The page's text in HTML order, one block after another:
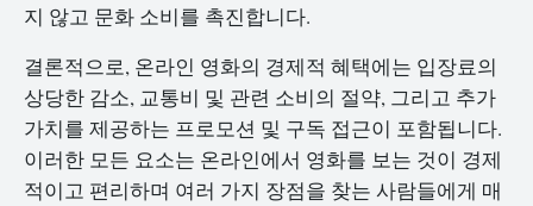
지 않고 문화 소비를 촉진합니다.
결론적으로, 온라인 영화의 경제적 혜택에는 입장료의
상당한 감소, 교통비 및 관련 소비의 절약, 그리고 추가
가치를 제공하는 프로모션 및 구독 접근이 포함됩니다.
이러한 모든 요소는 온라인에서 영화를 보는 것이 경제
적이고 편리하며 여러 가지 장점을 찾는 사람들에게 매